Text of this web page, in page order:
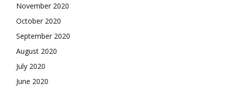
November 2020
October 2020
September 2020
August 2020
July 2020
June 2020